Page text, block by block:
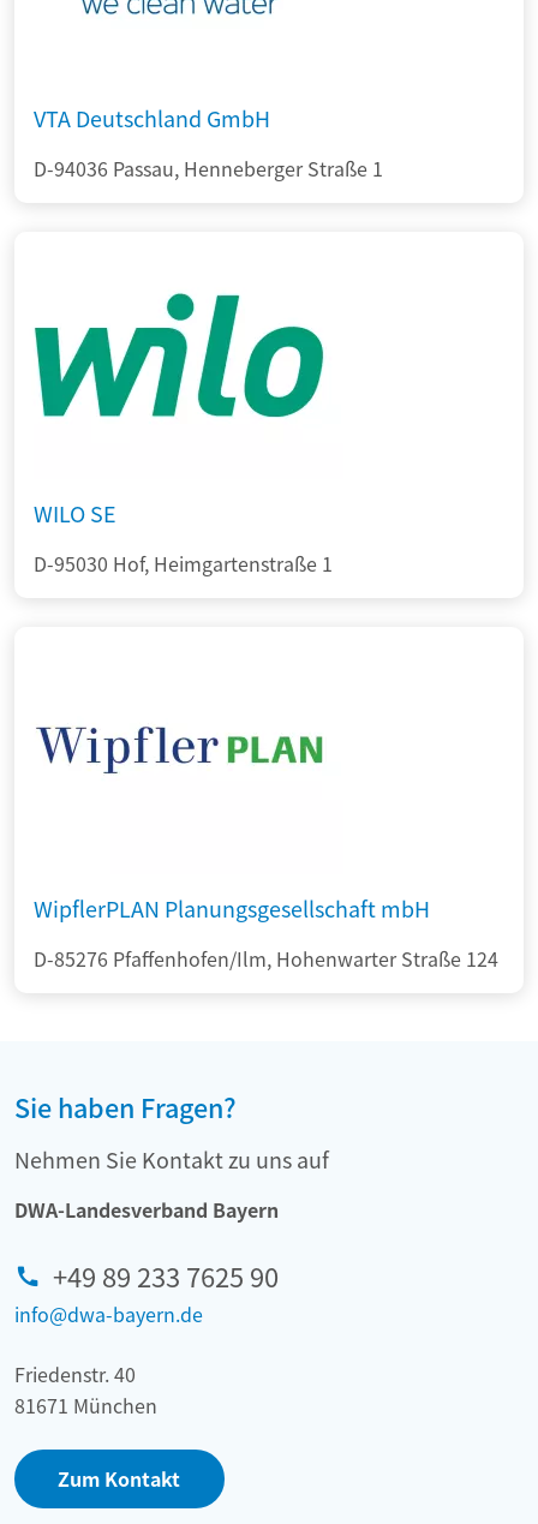
VTA Deutschland GmbH
D-94036 Passau, Henneberger Straße 1
WILO SE
D-95030 Hof, Heimgartenstraße 1
WipflerPLAN Planungsgesellschaft mbH
D-85276 Pfaffenhofen/Ilm, Hohenwarter Straße 124
Sie haben Fragen?
Nehmen Sie Kontakt zu uns auf
DWA-Landesverband Bayern
+49 89 233 7625 90
info@dwa-bayern.de
Friedenstr. 40
81671 München
Zum Kontakt